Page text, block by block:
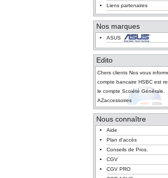
Liens partenaires
Nos marques
ASUS
Edito
Chers clients Nos vous
compte bancaire HSBC est
le compte Scoiété Générale.
AZaccessoires
Nous connaître
Aide
Plan d'accès
Conseils de Pros.
CGV
CGV PRO